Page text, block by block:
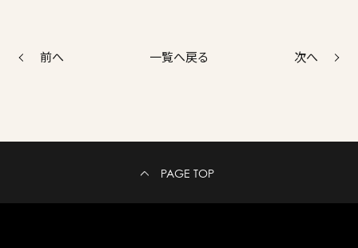
前へ 一覧へ戻る 次へ
PAGE TOP